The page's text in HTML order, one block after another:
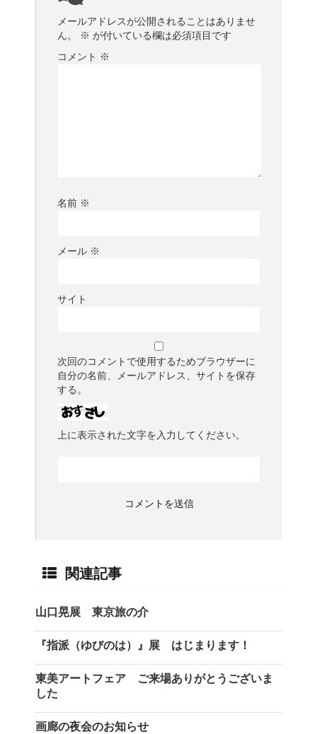
メールアドレスが公開されることはありませ
ん。
※ が付いている欄は必須項目です
コメント ※
名前 ※
メール ※
サイト
次回のコメントで使用するためブラウザーに
自分の名前、メールアドレス、サイトを保存
する。
上に表示された文字を入力してください。
関連記事
山口晃展 東京旅の介
『指派（ゆびのは）』展 はじまります！
東美アートフェア ご来場ありがとうございま
した
画廊の夜会のお知らせ